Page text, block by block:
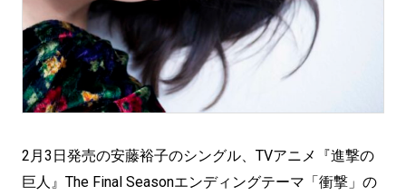
2月3日発売の安藤裕子のシングル、TVアニメ『進撃の
巨人』The Final Seasonエンディングテーマ「衝撃」の